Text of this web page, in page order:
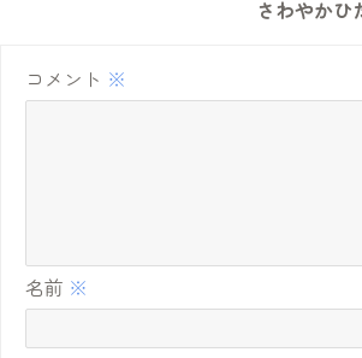
さわやかひ
コメント ※
名前 ※